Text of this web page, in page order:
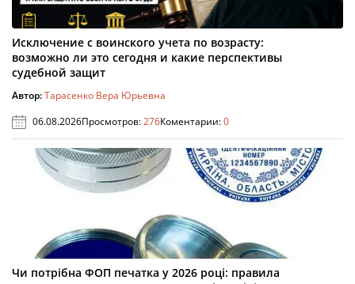
Исключение с воинского учета по возрасту:
возможно ли это сегодня и какие перспективы
судебной защит
Автор:Тарасенко Вера Юрьевна
06.08.2026Просмотров:276Коментарии:0
Чи потрібна ФОП печатка у 2026 році: правила